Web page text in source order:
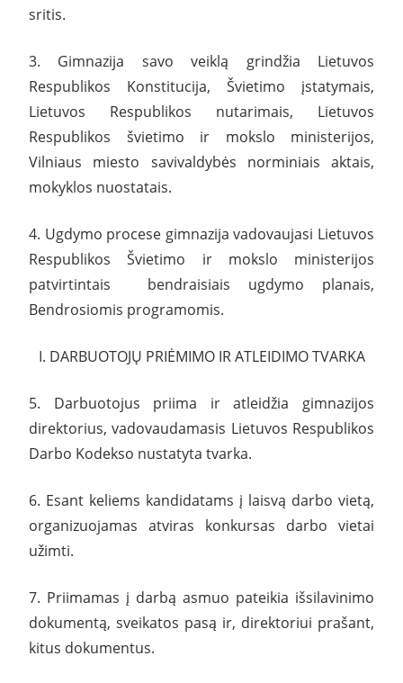
sritis.
3. Gimnazija savo veiklą grindžia Lietuvos
Respublikos Konstitucija, Švietimo įstatymais,
Lietuvos Respublikos nutarimais, Lietuvos
Respublikos švietimo ir mokslo ministerijos,
Vilniaus miesto savivaldybės norminiais aktais,
mokyklos nuostatais.
4. Ugdymo procese gimnazija vadovaujasi Lietuvos
Respublikos Švietimo ir mokslo ministerijos
patvirtintais bendraisiais ugdymo planais,
Bendrosiomis programomis.
I. DARBUOTOJŲ PRIĖMIMO IR ATLEIDIMO TVARKA
5. Darbuotojus priima ir atleidžia gimnazijos
direktorius, vadovaudamasis Lietuvos Respublikos
Darbo Kodekso nustatyta tvarka.
6. Esant keliems kandidatams į laisvą darbo vietą,
organizuojamas atviras konkursas darbo vietai
užimti.
7. Priimamas į darbą asmuo pateikia išsilavinimo
dokumentą, sveikatos pasą ir, direktoriui prašant,
kitus dokumentus.